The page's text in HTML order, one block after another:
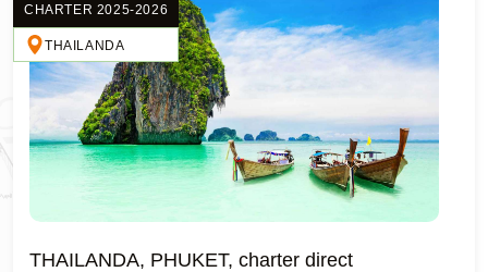
CHARTER 2025-2026
THAILANDA
THAILANDA, PHUKET, charter direct